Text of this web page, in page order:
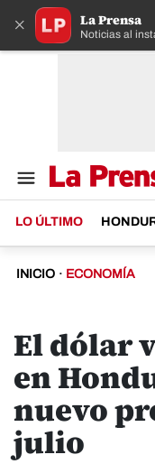
× La Prensa
Noticias al
LO ÚLTIMO
INICIO · ECONOMÍA
El dólar
en
nuevo
julio